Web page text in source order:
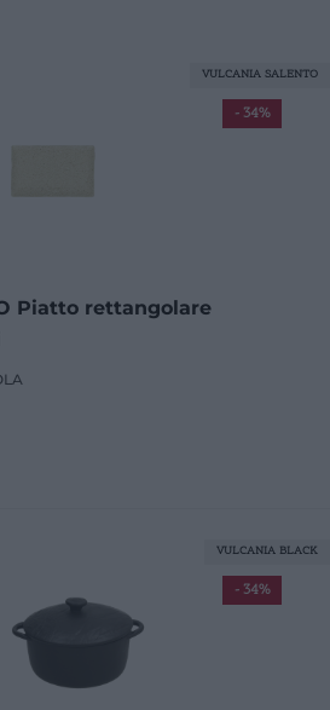
Piatto rettangolare
- 34%
VULCANIA SALENTO
- 34%
VULCANIA BLACK